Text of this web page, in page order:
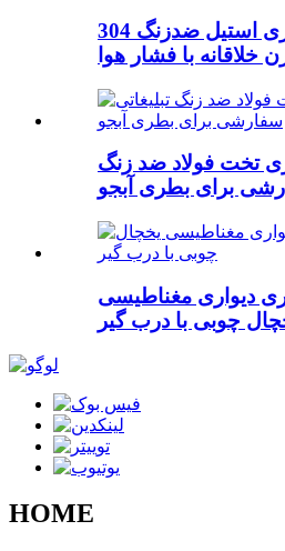
درب بازکن بطری استیل ضدزنگ 304
خلاقانه با فشار هوا
تخت فولاد ضد زنگ
برای بطری آبجو
دیواری مغناطیسی
چوبی با درب گیر
HOME